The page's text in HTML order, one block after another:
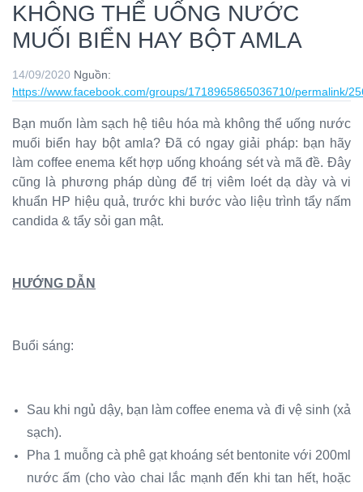
KHÔNG THỂ UỐNG NƯỚC
MUỐI BIỂN HAY BỘT AMLA
14/09/2020 Nguồn:
https://www.facebook.com/groups/1718965865036710/permalink/
Bạn muốn làm sạch hệ tiêu hóa mà không thể uống nước
muối biển hay bột amla? Đã có ngay giải pháp: bạn hãy
làm coffee enema kết hợp uống khoáng sét và mã đề. Đây
cũng là phương pháp dùng để trị viêm loét dạ dày và vi
khuẩn HP hiệu quả, trước khi bước vào liệu trình tẩy nấm
candida & tẩy sỏi gan mật.
HƯỚNG DẪN
Buổi sáng:
Sau khi ngủ dậy, bạn làm coffee enema và đi vệ sinh (xả
sạch).
Pha 1 muỗng cà phê gạt khoáng sét bentonite với 200ml
nước ấm (cho vào chai lắc mạnh đến khi tan hết, hoặc